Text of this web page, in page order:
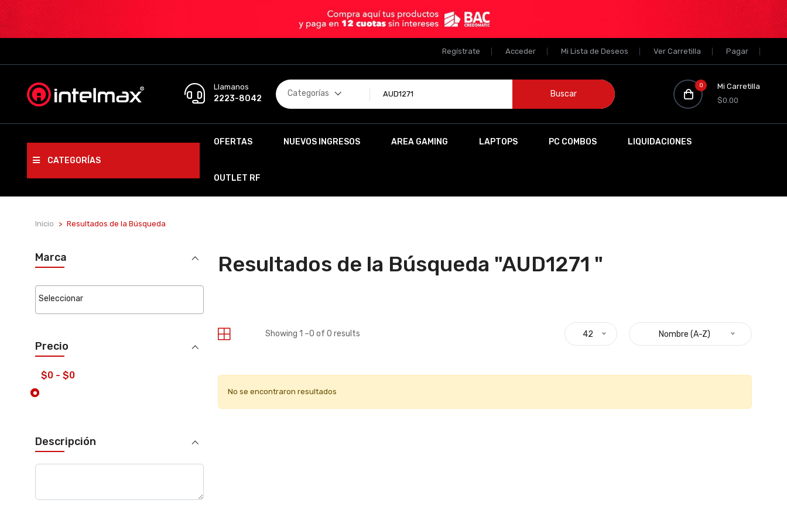
Regístrate Acceder Mi Lista de Deseos Ver Carretilla Pagar
Llamanos
2223-8042 Buscar
Categorías
0
Mi Carretilla
$0.00
CATEGORÍAS
OFERTAS NUEVOS INGRESOS AREA GAMING LAPTOPS PC COMBOS LIQUIDACIONES
OUTLET RF
Inicio Resultados de la Búsqueda
Marca
Precio
Descripción
Resultados de la Búsqueda "AUD1271 "
Showing 1 –0 of 0 results 42 Nombre (A-Z)
No se encontraron resultados